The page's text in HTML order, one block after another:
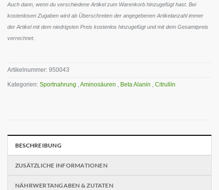
Auch dann, wenn du verschiedene Artikel zum Warenkorb hinzugefügt hast. Bei
kostenlosen Zugaben wird ab Überschreiten der angegebenen Artikelanzahl immer
der Artikel mit dem niedrigsten Preis kostenlos hinzugefügt und mit dem Gesamtpreis
verrechnet.
Artikelnummer: 950043
Kategorien: Sportnahrung ,Aminosäuren , Beta Alanin , Citrullin
BESCHREIBUNG
ZUSÄTZLICHE INFORMATIONEN
NÄHRWERTANGABEN & ZUTATEN